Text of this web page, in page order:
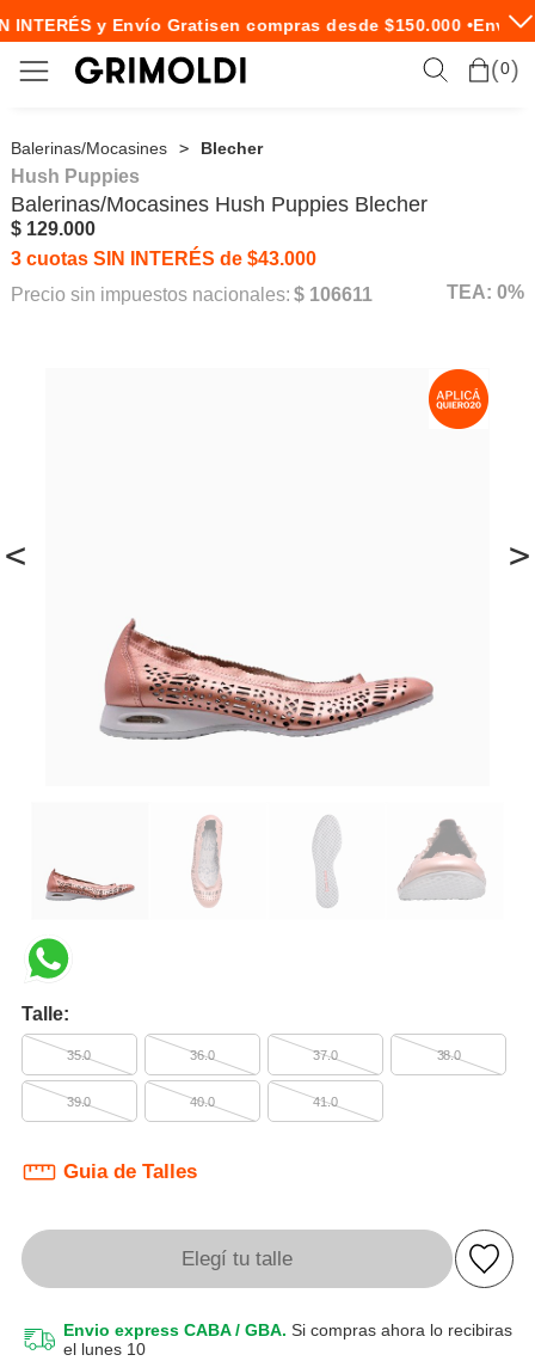
INTERÉS y Envío Gratisen compras desde $150.000 •Envío
0
Balerinas/Mocasines Blecher
< >
Hush Puppies
Balerinas/Mocasines Hush Puppies Blecher
$ 129.000
3 cuotas SIN INTERÉS de $43.000
Precio sin impuestos nacionales: $ 106611 TEA: 0%
Talle:
35.0 36.0 37.0 38.0
39.0 40.0 41.0
Guia de Talles
Elegí tu talle
Envio express CABA / GBA. Si compras ahora lo recibiras
el lunes 10